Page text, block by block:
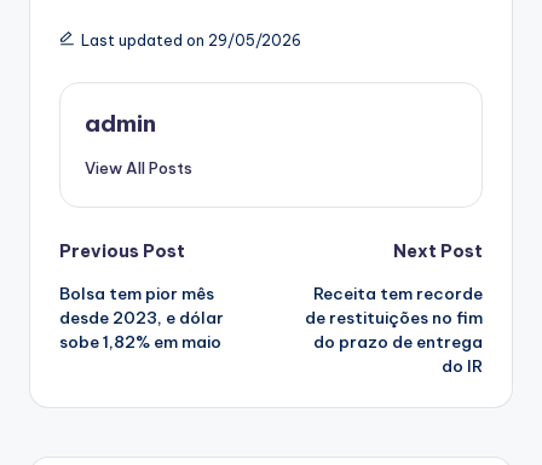
Last updated on 29/05/2026
admin
View All Posts
Post
navigation
Previous Post
Bolsa tem pior mês
desde 2023, e dólar
sobe 1,82% em maio
Next Post
Receita tem recorde
de restituições no fim
do prazo de entrega
do IR